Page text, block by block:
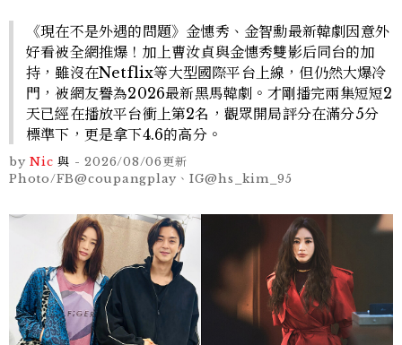
《現在不是外遇的問題》金憓秀、金智勳最新韓劇因意外
好看被全網推爆！加上曹汝貞與金憓秀雙影后同台的加
持，雖沒在Netflix等大型國際平台上線，但仍然大爆冷
門，被網友譽為2026最新黑馬韓劇。才剛播完兩集短短2
天已經在播放平台衝上第2名，觀眾開局評分在滿分5分
標準下，更是拿下4.6的高分。
by Nic 與 -2026/08/06更新
Photo/FB@coupangplay、IG@hs_kim_95